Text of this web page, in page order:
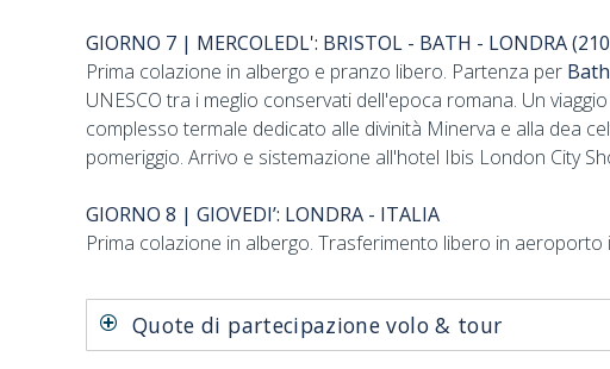
GIORNO 7 | MERCOLEDL': BRISTOL - BATH - LONDRA
Prima colazione in albergo e pranzo libero. Partenza per
UNESCO tra i meglio conservati dell'epoca romana. Un
complesso termale dedicato alle divinità Minerva e alla dea
pomeriggio. Arrivo e sistemazione all'hotel Ibis London City
GIORNO 8 | GIOVEDI’: LONDRA - ITALIA
Prima colazione in albergo. Trasferimento libero in
Quote di partecipazione volo & tour